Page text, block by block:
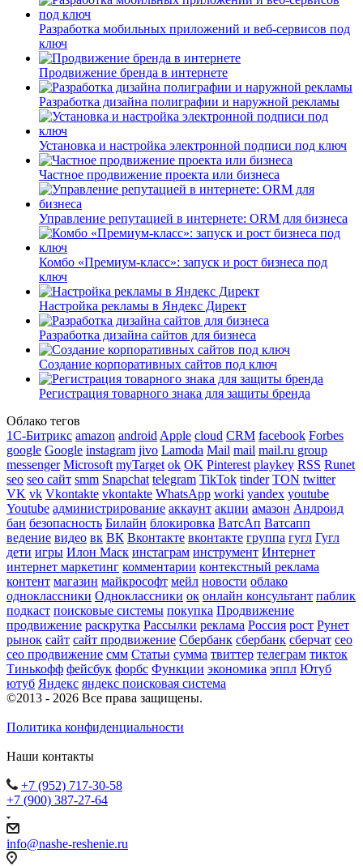
Разработка мобильных приложений и веб-сервисов под
ключ
Продвижение бренда в интернете
Разработка дизайна полиграфии и наружной рекламы
Установка и настройка электронной подписи под ключ
Частное продвижение проекта или бизнеса
Управление репутацией в интернете: ORM для бизнеса
Комбо «Премиум-класс»: запуск и рост бизнеса под
ключ
Настройка рекламы в Яндекс Директ
Разработка дизайна сайтов для бизнеса
Создание корпоративных сайтов под ключ
Регистрация товарного знака для защиты бренда
Облако тегов
1С-Битрикс amazon android Apple cloud CRM facebook Forbes
google Google instagram jivo Lamoda Mail mail mail.ru group
messenger Microsoft myTarget ok OK Pinterest playkey RSS Runet
seo seo сайт smm Snapchat telegram TikTok tinder TON twitter
VK vk Vkontakte vkontakte WhatsApp worki yandex youtube
Youtube администрирование аккаунт акции амазон Андроид
бан безопасность Билайн блокировка ВатсАп Ватсапп
ведение видео вк ВК Вконтакте вконтакте группа гугл Гугл
дети игры Илон Маск инстаграм инструмент Интернет
интернет маркетинг комментарии контекстный реклама
контент магазин майкрософт мейл новости облако
одноклассники Одноклассники ок онлайн консультант паблик
подкаст поисковые системы покупка Продвижение
продвижение раскрутка Рассылки реклама Россия рост Рунет
рынок сайт сайт продвижение Сбербанк сбербанк сберчат сео
сео продвижение смм Статьи сумма твиттер телеграм тикток
Тинькофф фейсбук форбс Функции экономика эппл Ютуб
ютуб Яндекс яндекс поисковая система
©2013 - 2026 Все права защищены.
Политика конфиденциальности
Наши контакты
+7 (952) 717-30-58
+7 (900) 387-27-64
info@nashe-reshenie.ru